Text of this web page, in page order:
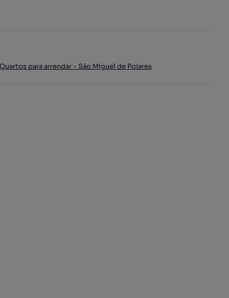
Quartos para arrendar - São Miguel de Poiares